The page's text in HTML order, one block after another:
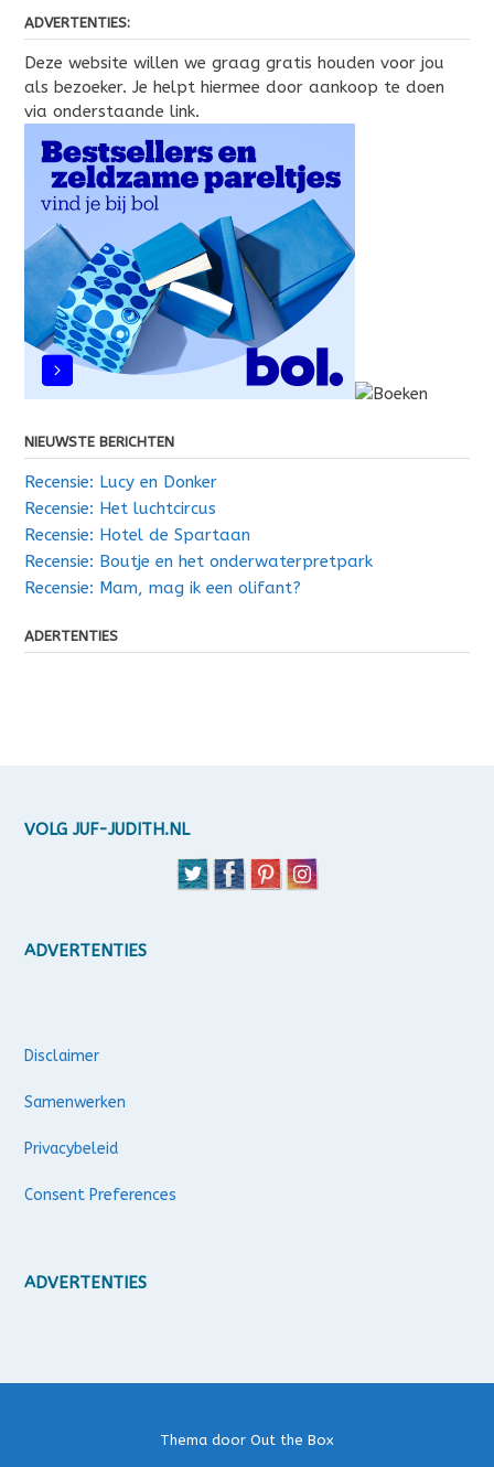
ADVERTENTIES:
Deze website willen we graag gratis houden voor jou
als bezoeker. Je helpt hiermee door aankoop te doen
via onderstaande link.
NIEUWSTE BERICHTEN
Recensie: Lucy en Donker
Recensie: Het luchtcircus
Recensie: Hotel de Spartaan
Recensie: Boutje en het onderwaterpretpark
Recensie: Mam, mag ik een olifant?
ADERTENTIES
VOLG JUF-JUDITH.NL
ADVERTENTIES
Disclaimer
Samenwerken
Privacybeleid
Consent Preferences
ADVERTENTIES
Thema door Out the Box